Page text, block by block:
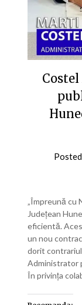
„Împreună cu
Județean
eficientă.
un nou
dorit
Administrator
În privința